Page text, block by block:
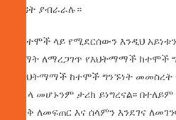
ጉዳት ያብራራሉ።
በከተሞች ላይ የሚደርሰውን እንዲህ
ልማት ለማረጋገጥ የእህትማማች ከተሞች
የእህትማማች ከተሞች ግንኙነት
በኋላ መሆኑንም ታሪክ ይነግረናል፡፡
እርቅ ለመፍጠር እና ሰላምን እንደገና